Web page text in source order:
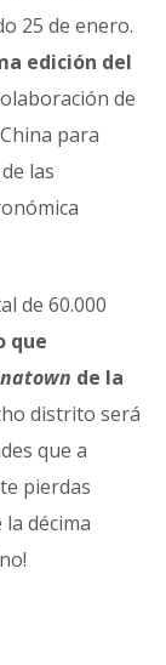
25 de enero.
edición del
de
para
las
de 60.000
que
de la
distrito será
que a
pierdas
décima